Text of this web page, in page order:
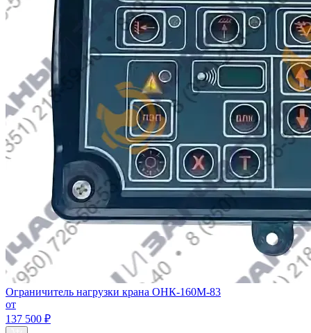
Ограничитель нагрузки крана ОНК-160М-83
от
137 500 ₽